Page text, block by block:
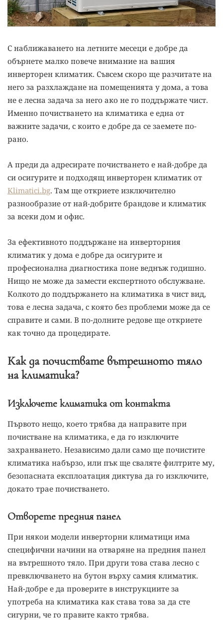
С наближаването на летните месеци е добре да
обърнете малко повече внимание на вашия
инверторен климатик. Съвсем скоро ще разчитате на
него за разхлаждане на помещенията у дома, а това
не е лесна задача за него ако не го поддържате чист.
Именно почистването на климатика е една от
важните задачи, с които е добре да се заемете по-
рано.
А преди да адресирате почистването е най-добре да
си осигурите и подходящ инверторен климатик от
Klimatici.bg. Там ще откриете изключително
разнообразие от най-добрите брандове и климатик
за всеки дом и офис.
За ефективното поддържане на инверторния
климатик у дома е добре да осигурите и
професионална диагностика поне веднъж годишно.
Нищо не може да замести експертното обслужване.
Колкото до поддържането на климатика в чист вид,
това е лесна задача, с която без проблеми може да се
справите и сами. В по-долните редове ще откриете
как точно да процедирате.
Как да почиствате вътрешното тяло
на климатика?
Изключете климатика от контакта
Първото нещо, което трябва да направите при
почистване на климатика, е да го изключите
захранването. Независимо дали само ще почистите
климатика набързо, или пък ще сваляте филтрите му,
безопасната експлоатация диктува да го изключите,
докато трае почистването.
Отворете предния панел
При някои модели инверторни климатици има
специфични начини на отваряне на предния панел
на вътрешното тяло. При други това става лесно с
превключването на бутон върху самия климатик.
Най-добре е да проверите в инструкциите за
употреба на климатика как става това за да сте
сигурни, че го правите както трябва.